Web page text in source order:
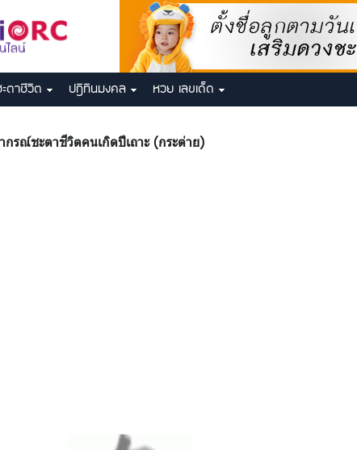
ตาชีวิต ปฎิทินมงคล หวย เลขเด็ด
กรณ์ชะตาชีวิตคนเกิดปีเถาะ (กระต่าย)